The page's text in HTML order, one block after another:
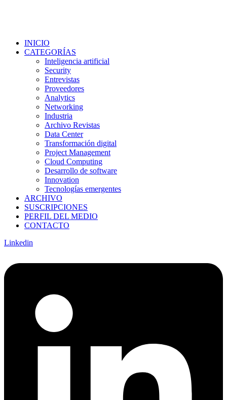
INICIO
CATEGORÍAS
Inteligencia artificial
Security
Entrevistas
Proveedores
Analytics
Networking
Industria
Archivo Revistas
Data Center
Transformación digital
Project Management
Cloud Computing
Desarrollo de software
Innovation
Tecnologías emergentes
ARCHIVO
SUSCRIPCIONES
PERFIL DEL MEDIO
CONTACTO
Linkedin